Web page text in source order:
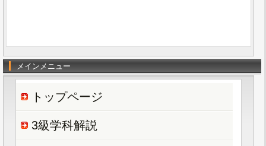
メインメニュー
トップページ
3級学科解説